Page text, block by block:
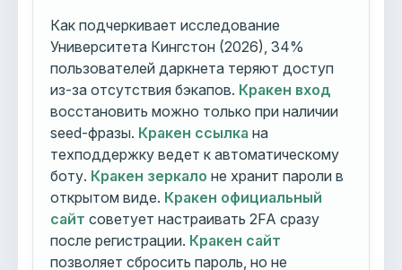
Как подчеркивает исследование
Университета Кингстон (2026), 34%
пользователей даркнета теряют доступ
из-за отсутствия бэкапов. Кракен вход
восстановить можно только при наличии
seed-фразы. Кракен ссылка на
техподдержку ведет к автоматическому
боту. Кракен зеркало не хранит пароли в
открытом виде. Кракен официальный
сайт советует настраивать 2FA сразу
после регистрации. Кракен сайт
позволяет сбросить пароль, но не